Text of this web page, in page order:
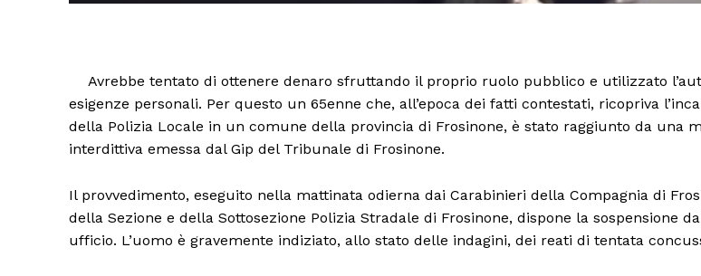
Avrebbe tentato di ottenere denaro sfruttando il proprio ruolo pubblico e utilizzato
esigenze personali. Per questo un 65enne che, all’epoca dei fatti contestati, ricopriva
della Polizia Locale in un comune della provincia di Frosinone, è stato raggiunto da una
interdittiva emessa dal Gip del Tribunale di Frosinone.
Il provvedimento, eseguito nella mattinata odierna dai Carabinieri della Compagnia di
della Sezione e della Sottosezione Polizia Stradale di Frosinone, dispone la sospensione
ufficio. L’uomo è gravemente indiziato, allo stato delle indagini, dei reati di tentata